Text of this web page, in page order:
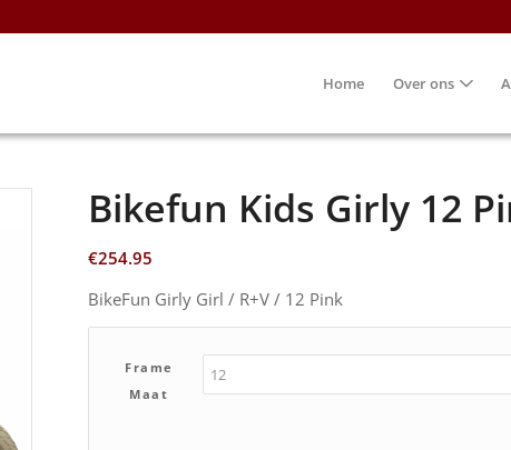
Home Over ons
Bikefun Kids Girly 12
€254.95
BikeFun Girly Girl / R+V / 12 Pink
Frame
Maat